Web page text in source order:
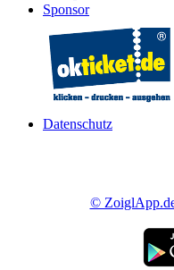
Sponsor
Datenschutz
©